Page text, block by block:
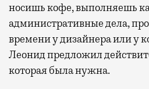
носишь кофе, выполняешь
административные дела,
времени у дизайнера или у
Леонид предложил
которая была нужна.